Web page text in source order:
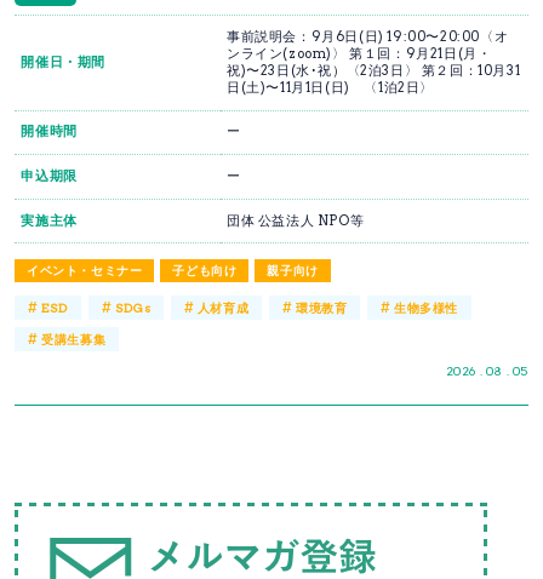
イベント・セミナー 子ども向け 親子向け
2026 . 08 . 05
開催日・期間
事前説明会：9月6日(日) 19:00〜20:00〈オ
ンライン(zoom)〉 第１回：9月21日(月・
祝)〜23日(水･祝）〈2泊3日〉 第２回：10月31
日(土)〜11月1日(日) 〈1泊2日〉
開催時間 ー
申込期限 ー
実施主体 団体 公益法人 NPO等
#ESD # SDGs # 人材育成 # 環境教育 #生物多様性
#受講生募集